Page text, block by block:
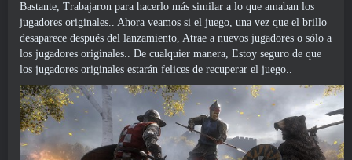
Bastante, Trabajaron para hacerlo más similar a lo que amaban los
jugadores originales.. Ahora veamos si el juego, una vez que el brillo
desaparece después del lanzamiento, Atrae a nuevos jugadores o sólo a
los jugadores originales.. De cualquier manera, Estoy seguro de que
los jugadores originales estarán felices de recuperar el juego..